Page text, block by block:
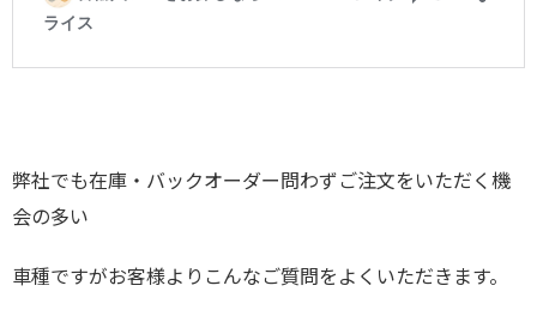
弊社でも在庫・バックオーダー問わずご注文をいただく機
会の多い
車種ですがお客様よりこんなご質問をよくいただきます。